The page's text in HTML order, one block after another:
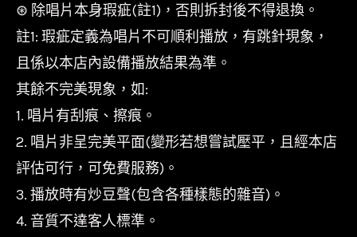
⊛ 除唱片本身瑕疵(註1)，否則拆封後不得退換。
註1: 瑕疵定義為唱片不可順利播放，有跳針現象，
且係以本店內設備播放結果為準。
其餘不完美現象，如:
1. 唱片有刮痕、擦痕。
2. 唱片非呈完美平面(變形若想嘗試壓平，且經本店
評估可行，可免費服務)。
3. 播放時有炒豆聲(包含各種樣態的雜音)。
4. 音質不達客人標準。